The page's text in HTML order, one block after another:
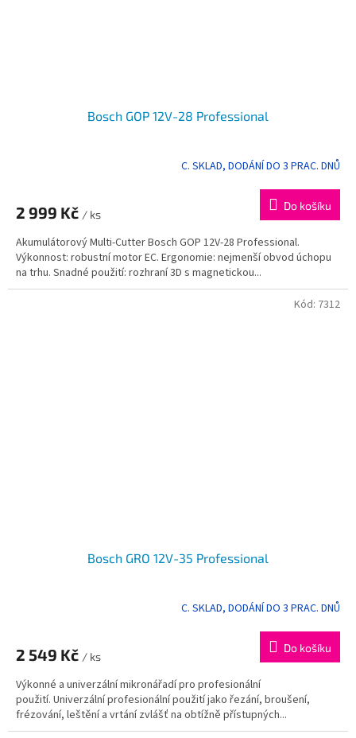
Bosch GOP 12V-28 Professional
C. SKLAD, DODÁNÍ DO 3 PRAC. DNŮ
2 999 Kč / ks
Do košíku
Akumulátorový Multi-Cutter Bosch GOP 12V-28 Professional.
Výkonnost: robustní motor EC. Ergonomie: nejmenší obvod úchopu
na trhu. Snadné použití: rozhraní 3D s magnetickou...
Bosch GRO 12V-35 Professional
C. SKLAD, DODÁNÍ DO 3 PRAC. DNŮ
2 549 Kč / ks
Do košíku
Výkonné a univerzální mikronářadí pro profesionální
použití. Univerzální profesionální použití jako řezání, broušení,
frézování, leštění a vrtání zvlášť na obtížně přístupných...
Kód: 7312